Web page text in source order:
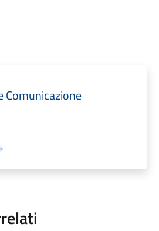
Comunicazione